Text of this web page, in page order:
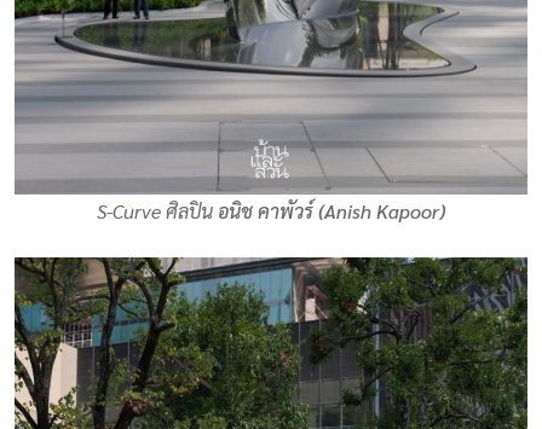
S-Curve ศิลปิน อนิช คาพัวร์ (Anish Kapoor)